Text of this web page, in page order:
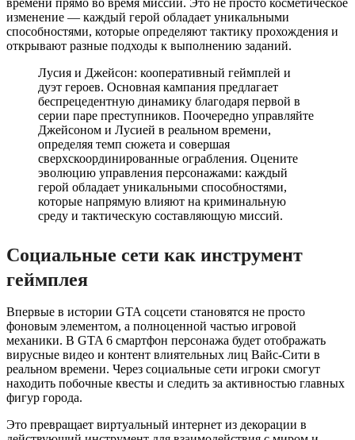
изменение — каждый герой обладает уникальными
способностями, которые определяют тактику прохождения и
открывают разные подходы к выполнению заданий.
Лусия и Джейсон: кооперативный геймплей и
дуэт героев. Основная кампания предлагает
беспрецедентную динамику благодаря первой в
серии паре преступников. Поочередно управляйте
Джейсоном и Лусией в реальном времени,
определяя темп сюжета и совершая
сверхскоординированные ограбления. Оцените
эволюцию управления персонажами: каждый
герой обладает уникальными способностями,
которые напрямую влияют на криминальную
среду и тактическую составляющую миссий.
Социальные сети как инструмент
геймплея
Впервые в истории GTA соцсети становятся не просто
фоновым элементом, а полноценной частью игровой
механики. В GTA 6 смартфон персонажа будет отображать
вирусные видео и контент влиятельных лиц Вайс-Сити в
реальном времени. Через социальные сети игроки смогут
находить побочные квесты и следить за активностью главных
фигур города.
Это превращает виртуальный интернет из декорации в